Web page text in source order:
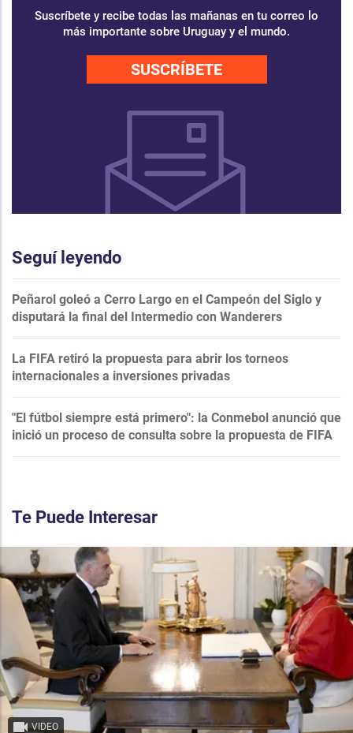
Suscríbete y recibe todas las mañanas en tu correo lo
más importante sobre Uruguay y el mundo.
SUSCRÍBETE
Seguí leyendo
Peñarol goleó a Cerro Largo en el Campeón del Siglo y
disputará la final del Intermedio con Wanderers
La FIFA retiró la propuesta para abrir los torneos
internacionales a inversiones privadas
"El fútbol siempre está primero": la Conmebol anunció que
inició un proceso de consulta sobre la propuesta de FIFA
Te Puede Interesar
VIDEO